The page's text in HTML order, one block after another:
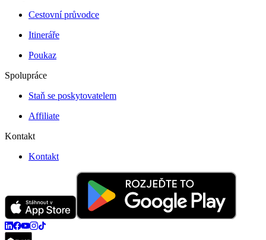
Cestovní průvodce
Itineráře
Poukaz
Spolupráce
Staň se poskytovatelem
Affiliate
Kontakt
Kontakt